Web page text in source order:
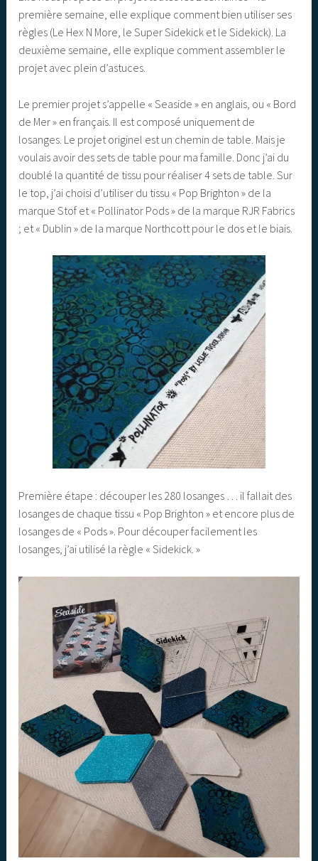
première semaine, elle explique comment bien utiliser ses
règles (Le Hex N More, le Super Sidekick et le Sidekick). La
deuxième semaine, elle explique comment assembler le
projet avec plein d’astuces.
Le premier projet s’appelle « Seaside » en anglais, ou « Bord
de Mer » en français. Il est composé uniquement de
losanges. Le projet originel est un chemin de table. Mais je
voulais avoir des sets de table pour ma famille. Donc j’ai du
doublé la quantité de tissu pour réaliser 4 sets de table. Sur
le top, j’ai choisi d’utiliser du tissu « Pop Brighton » de la
marque Stof et « Pollinator Pods » de la marque RJR Fabrics
; et « Dublin » de la marque Northcott pour le dos et le biais.
Première étape : découper les 280 losanges … il fallait des
losanges de chaque tissu « Pop Brighton » et encore plus de
losanges de « Pods ». Pour découper facilement les
losanges, j’ai utilisé la règle « Sidekick. »